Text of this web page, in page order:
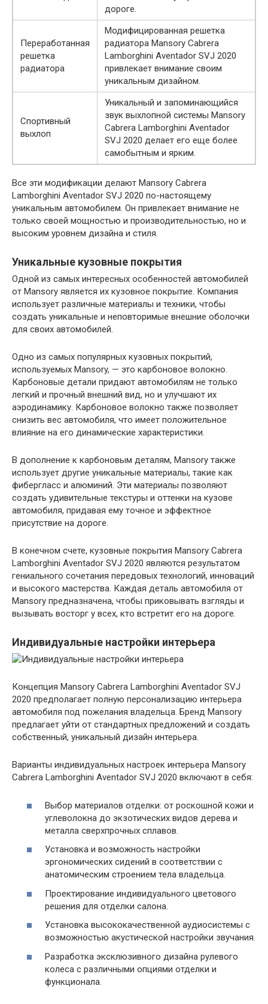
дороге.
Переработанная
решетка
радиатора
Модифицированная решетка
радиатора Mansory Cabrera
Lamborghini Aventador SVJ 2020
привлекает внимание своим
уникальным дизайном.
Спортивный
выхлоп
Уникальный и запоминающийся
звук выхлопной системы Mansory
Cabrera Lamborghini Aventador
SVJ 2020 делает его еще более
самобытным и ярким.
Все эти модификации делают Mansory Cabrera
Lamborghini Aventador SVJ 2020 по-настоящему
уникальным автомобилем. Он привлекает внимание не
только своей мощностью и производительностью, но и
высоким уровнем дизайна и стиля.
Уникальные кузовные покрытия
Одной из самых интересных особенностей автомобилей
от Mansory является их кузовное покрытие. Компания
использует различные материалы и техники, чтобы
создать уникальные и неповторимые внешние оболочки
для своих автомобилей.
Одно из самых популярных кузовных покрытий,
используемых Mansory, — это карбоновое волокно.
Карбоновые детали придают автомобилям не только
легкий и прочный внешний вид, но и улучшают их
аэродинамику. Карбоновое волокно также позволяет
снизить вес автомобиля, что имеет положительное
влияние на его динамические характеристики.
В дополнение к карбоновым деталям, Mansory также
использует другие уникальные материалы, такие как
фибергласс и алюминий. Эти материалы позволяют
создать удивительные текстуры и оттенки на кузове
автомобиля, придавая ему точное и эффектное
присутствие на дороге.
В конечном счете, кузовные покрытия Mansory Cabrera
Lamborghini Aventador SVJ 2020 являются результатом
гениального сочетания передовых технологий, инноваций
и высокого мастерства. Каждая деталь автомобиля от
Mansory предназначена, чтобы приковывать взгляды и
вызывать восторг у всех, кто встретит его на дороге.
Индивидуальные настройки интерьера
Концепция Mansory Cabrera Lamborghini Aventador SVJ
2020 предполагает полную персонализацию интерьера
автомобиля под пожелания владельца. Бренд Mansory
предлагает уйти от стандартных предложений и создать
собственный, уникальный дизайн интерьера.
Варианты индивидуальных настроек интерьера Mansory
Cabrera Lamborghini Aventador SVJ 2020 включают в себя:
Выбор материалов отделки: от роскошной кожи и
углеволокна до экзотических видов дерева и
металла сверхпрочных сплавов.
Установка и возможность настройки
эргономических сидений в соответствии с
анатомическим строением тела владельца.
Проектирование индивидуального цветового
решения для отделки салона.
Установка высококачественной аудиосистемы с
возможностью акустической настройки звучания.
Разработка эксклюзивного дизайна рулевого
колеса с различными опциями отделки и
функционала.